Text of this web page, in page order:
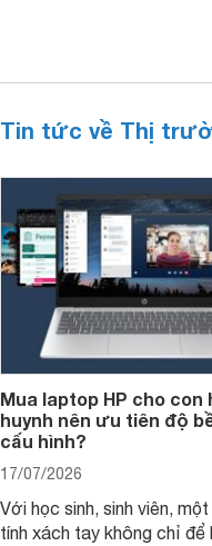
Tin tức về Thị
Mua laptop HP cho con
huynh nên ưu tiên độ
cấu hình?
17/07/2026
Với học sinh, sinh viên,
tính xách tay không chỉ để